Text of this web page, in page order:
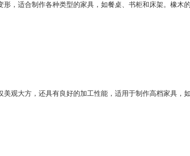
，适合制作各种类型的家具，如餐桌、书柜和床架。橡木
观大方，还具有良好的加工性能，适用于制作高档家具，